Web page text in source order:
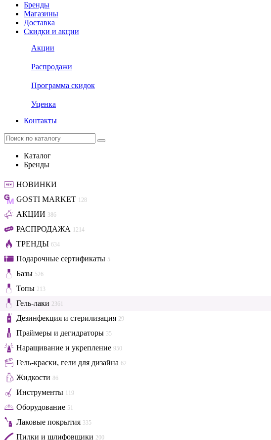
Бренды
Магазины
Доставка
Скидки и акции
Акции
Распродажи
Программа скидок
Уценка
Контакты
Каталог
Бренды
НОВИНКИ
GOSTI MARKET 128
АКЦИИ 386
РАСПРОДАЖА 1214
ТРЕНДЫ 634
Подарочные сертификаты 5
Базы 526
Топы 213
Гель-лаки 2361
Дезинфекция и стерилизация 29
Праймеры и дегидраторы 35
Наращивание и укрепление 950
Гель-краски, гели для дизайна 62
Жидкости 86
Инструменты 119
Оборудование 51
Лаковые покрытия 335
Пилки и шлифовщики 200